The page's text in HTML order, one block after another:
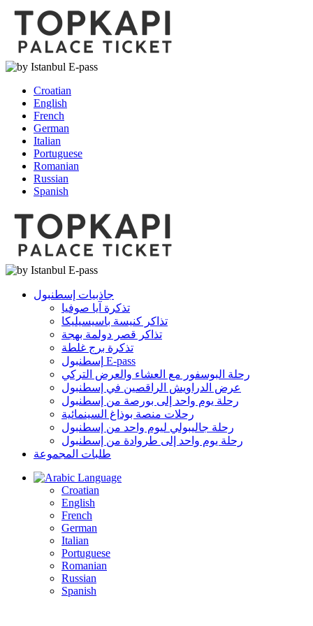
Croatian
English
French
German
Italian
Portuguese
Romanian
Russian
Spanish
جاذبيات إسطنبول
تذكرة آيا صوفيا
تذاكر كنيسة باسيسيليكا
تذاكر قصر دولمة بهجة
تذكرة برج غلطة
إسطنبول E-pass
رحلة البوسفور مع العشاء والعرض التركي
عرض الدراويش الراقصين في إسطنبول
رحلة يوم واحد إلى بورصة من إسطنبول
رحلات منصة بوذاغ السينمائية
رحلة جاليبولي ليوم واحد من إسطنبول
رحلة يوم واحد إلى طروادة من إسطنبول
طلبات المجموعة
Language
Croatian
English
French
German
Italian
Portuguese
Romanian
Russian
Spanish